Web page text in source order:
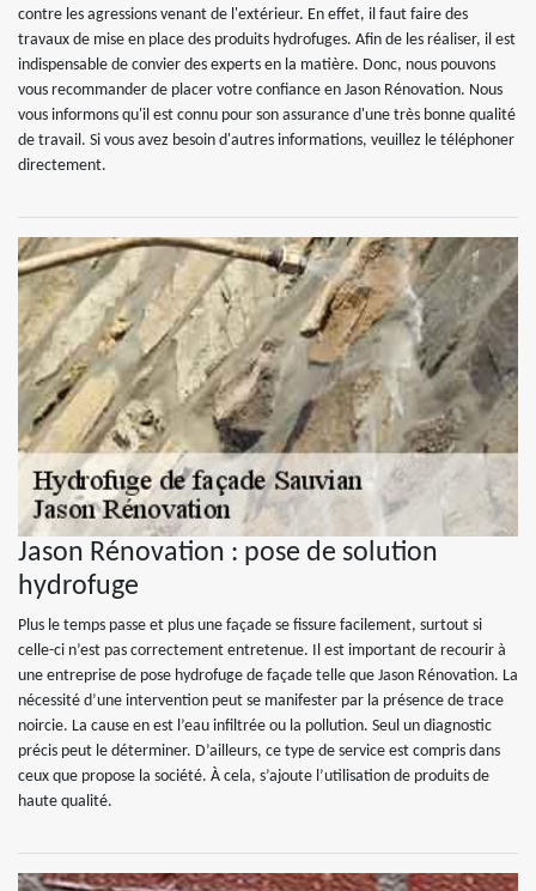
contre les agressions venant de l'extérieur. En effet, il faut faire des
travaux de mise en place des produits hydrofuges. Afin de les réaliser, il est
indispensable de convier des experts en la matière. Donc, nous pouvons
vous recommander de placer votre confiance en Jason Rénovation. Nous
vous informons qu'il est connu pour son assurance d'une très bonne qualité
de travail. Si vous avez besoin d'autres informations, veuillez le téléphoner
directement.
Jason Rénovation : pose de solution
hydrofuge
Plus le temps passe et plus une façade se fissure facilement, surtout si
celle-ci n’est pas correctement entretenue. Il est important de recourir à
une entreprise de pose hydrofuge de façade telle que Jason Rénovation. La
nécessité d’une intervention peut se manifester par la présence de trace
noircie. La cause en est l’eau infiltrée ou la pollution. Seul un diagnostic
précis peut le déterminer. D’ailleurs, ce type de service est compris dans
ceux que propose la société. À cela, s’ajoute l’utilisation de produits de
haute qualité.